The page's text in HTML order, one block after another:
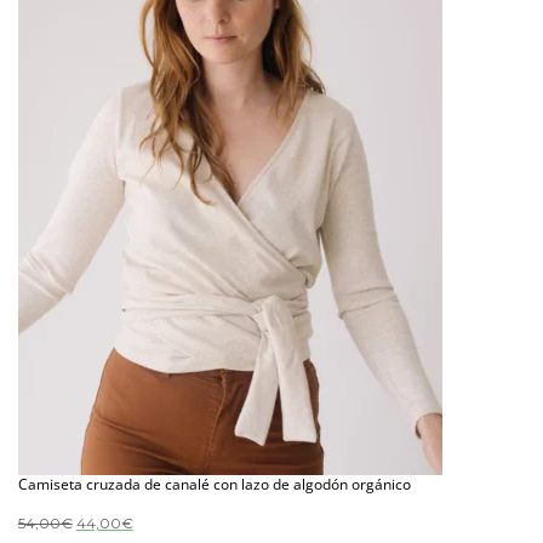
Camiseta cruzada de canalé con lazo de algodón orgánico
54,00€ El
44,00€El